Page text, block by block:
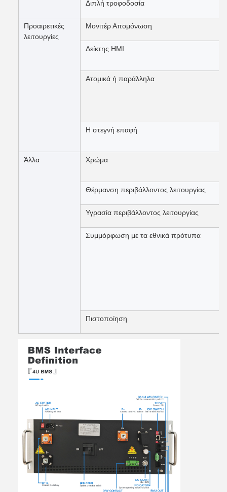
Διπλή τροφοδοσία
Προαιρετικές
λειτουργίες
Μονιτέρ Απομόνωση
Δείκτης HMI
Ατομικά ή παράλληλα
Η στεγνή επαφή
Άλλα Χρώμα
Θέρμανση περιβάλλοντος λειτουργίας
Υγρασία περιβάλλοντος λειτουργίας
Συμμόρφωση με τα εθνικά πρότυπα
Πιστοποίηση